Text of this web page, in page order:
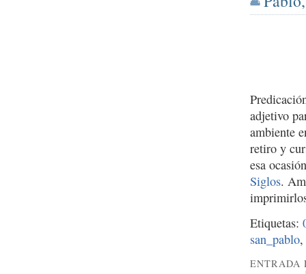
adjetivo
ambiente
retiro y
esa
Siglos.
Etiquetas:
san_pablo
ENTRADA